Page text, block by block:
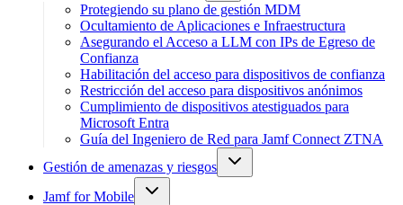
Protegiendo su plano de gestión MDM
Ocultamiento de Aplicaciones e Infraestructura
Asegurando el Acceso a LLM con IPs de Egreso de
Confianza
Habilitación del acceso para dispositivos de confianza
Restricción del acceso para dispositivos anónimos
Cumplimiento de dispositivos atestiguados para
Microsoft Entra
Guía del Ingeniero de Red para Jamf Connect ZTNA
Gestión de amenazas y riesgos
Jamf for Mobile